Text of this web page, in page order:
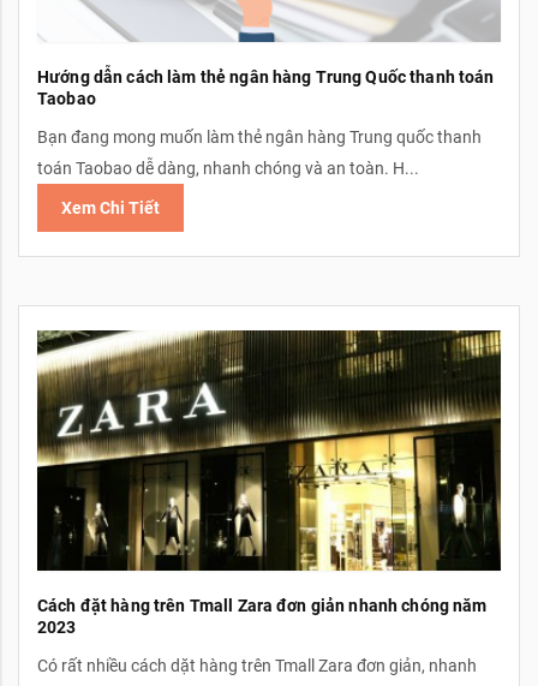
Hướng dẫn cách làm thẻ ngân hàng Trung Quốc thanh toán
Taobao
Bạn đang mong muốn làm thẻ ngân hàng Trung quốc thanh
toán Taobao dễ dàng, nhanh chóng và an toàn. H...
Xem Chi Tiết
Cách đặt hàng trên Tmall Zara đơn giản nhanh chóng năm
2023
Có rất nhiều cách dặt hàng trên Tmall Zara đơn giản, nhanh